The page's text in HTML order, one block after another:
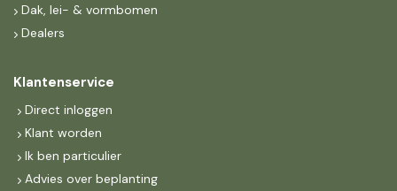
Dak, lei- & vormbomen
Dealers
Klantenservice
Direct inloggen
Klant worden
Ik ben particulier
Advies over beplanting